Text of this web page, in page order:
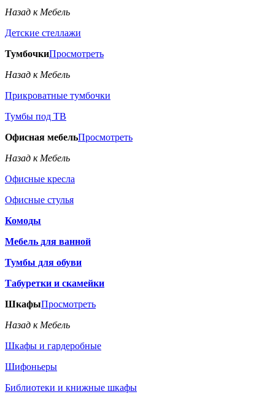
Назад к Мебель
Детские стеллажи
ТумбочкиПросмотреть
Назад к Мебель
Прикроватные тумбочки
Тумбы под ТВ
Офисная мебельПросмотреть
Назад к Мебель
Офисные кресла
Офисные стулья
Комоды
Мебель для ванной
Тумбы для обуви
Табуретки и скамейки
ШкафыПросмотреть
Назад к Мебель
Шкафы и гардеробные
Шифоньеры
Библиотеки и книжные шкафы